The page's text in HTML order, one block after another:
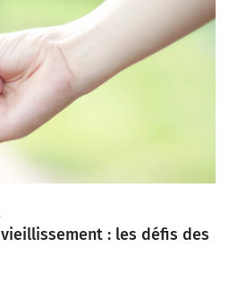
: les défis des